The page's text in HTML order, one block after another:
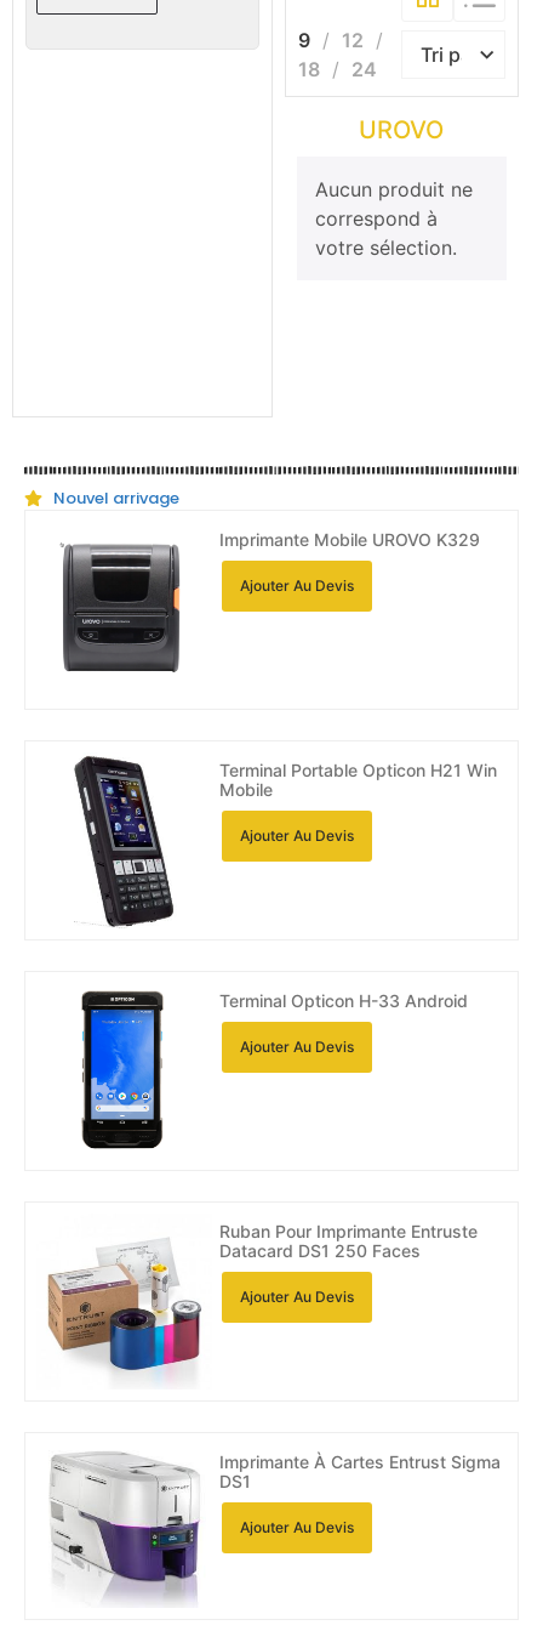
9
12
18
24
UROVO
Aucun produit ne
correspond à
votre sélection.
Nouvel arrivage
Imprimante Mobile UROVO K329
Ajouter Au Devis
Terminal Portable Opticon H21 Win
Mobile
Ajouter Au Devis
Terminal Opticon H-33 Android
Ajouter Au Devis
Ruban Pour Imprimante Entruste
Datacard DS1 250 Faces
Ajouter Au Devis
Imprimante À Cartes Entrust Sigma
DS1
Ajouter Au Devis